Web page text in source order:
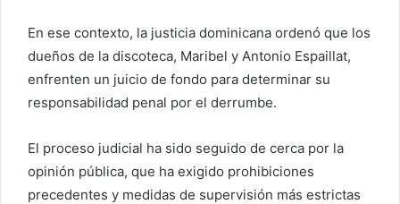
En ese contexto, la justicia dominicana ordenó que los
dueños de la discoteca, Maribel y Antonio Espaillat,
enfrenten un juicio de fondo para determinar su
responsabilidad penal por el derrumbe.
El proceso judicial ha sido seguido de cerca por la
opinión pública, que ha exigido prohibiciones
precedentes y medidas de supervisión más estrictas